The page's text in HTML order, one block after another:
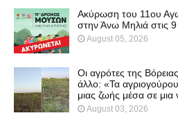
Ακύρωση του 11ου
στην Άνω Μηλιά στις
August 05, 2026
Οι αγρότες της
άλλο: «Τα
μιας ζωής μέσα σε μια
August 03, 2026